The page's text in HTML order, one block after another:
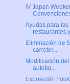
IV Japan
Ayudas para
restaurantes
Eliminación de
carreter...
Modificación
autobu...
Exposición